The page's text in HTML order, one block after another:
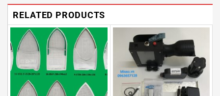
RELATED PRODUCTS